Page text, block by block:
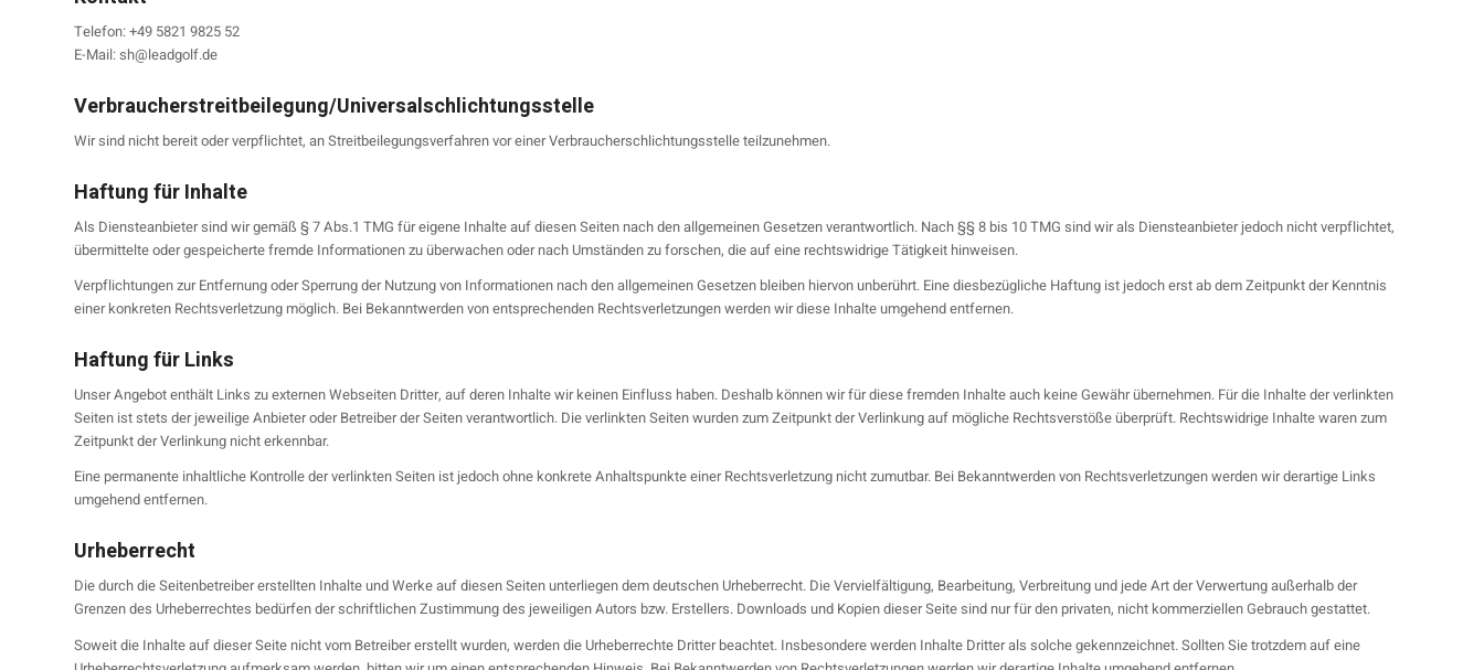
Telefon: +49 5821 9825 52
E-Mail: sh@leadgolf.de
Verbraucher­streit­beilegung/Universal­schlichtungs­stelle
Wir sind nicht bereit oder verpflichtet, an Streitbeilegungsverfahren vor einer Verbraucherschlichtungsstelle teilzunehmen.
Haftung für Inhalte
Als Diensteanbieter sind wir gemäß § 7 Abs.1 TMG für eigene Inhalte auf diesen Seiten nach den allgemeinen Gesetzen verantwortlich. Nach §§ 8 bis 10 TMG sind wir als Diensteanbieter jedoch nicht verpflichtet,
übermittelte oder gespeicherte fremde Informationen zu überwachen oder nach Umständen zu forschen, die auf eine rechtswidrige Tätigkeit hinweisen.
Verpflichtungen zur Entfernung oder Sperrung der Nutzung von Informationen nach den allgemeinen Gesetzen bleiben hiervon unberührt. Eine diesbezügliche Haftung ist jedoch erst ab dem Zeitpunkt der Kenntnis
einer konkreten Rechtsverletzung möglich. Bei Bekanntwerden von entsprechenden Rechtsverletzungen werden wir diese Inhalte umgehend entfernen.
Haftung für Links
Unser Angebot enthält Links zu externen Webseiten Dritter, auf deren Inhalte wir keinen Einfluss haben. Deshalb können wir für diese fremden Inhalte auch keine Gewähr übernehmen. Für die Inhalte der verlinkten
Seiten ist stets der jeweilige Anbieter oder Betreiber der Seiten verantwortlich. Die verlinkten Seiten wurden zum Zeitpunkt der Verlinkung auf mögliche Rechtsverstöße überprüft. Rechtswidrige Inhalte waren zum
Zeitpunkt der Verlinkung nicht erkennbar.
Eine permanente inhaltliche Kontrolle der verlinkten Seiten ist jedoch ohne konkrete Anhaltspunkte einer Rechtsverletzung nicht zumutbar. Bei Bekanntwerden von Rechtsverletzungen werden wir derartige Links
umgehend entfernen.
Urheberrecht
Die durch die Seitenbetreiber erstellten Inhalte und Werke auf diesen Seiten unterliegen dem deutschen Urheberrecht. Die Vervielfältigung, Bearbeitung, Verbreitung und jede Art der Verwertung außerhalb der
Grenzen des Urheberrechtes bedürfen der schriftlichen Zustimmung des jeweiligen Autors bzw. Erstellers. Downloads und Kopien dieser Seite sind nur für den privaten, nicht kommerziellen Gebrauch gestattet.
Soweit die Inhalte auf dieser Seite nicht vom Betreiber erstellt wurden, werden die Urheberrechte Dritter beachtet. Insbesondere werden Inhalte Dritter als solche gekennzeichnet. Sollten Sie trotzdem auf eine